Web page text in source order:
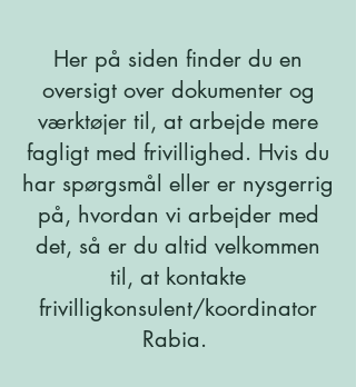
Her på siden finder du en
oversigt over dokumenter og
værktøjer til, at arbejde mere
fagligt med frivillighed. Hvis du
har spørgsmål eller er nysgerrig
på, hvordan vi arbejder med
det, så er du altid velkommen
til, at kontakte
frivilligkonsulent/koordinator
Rabia.